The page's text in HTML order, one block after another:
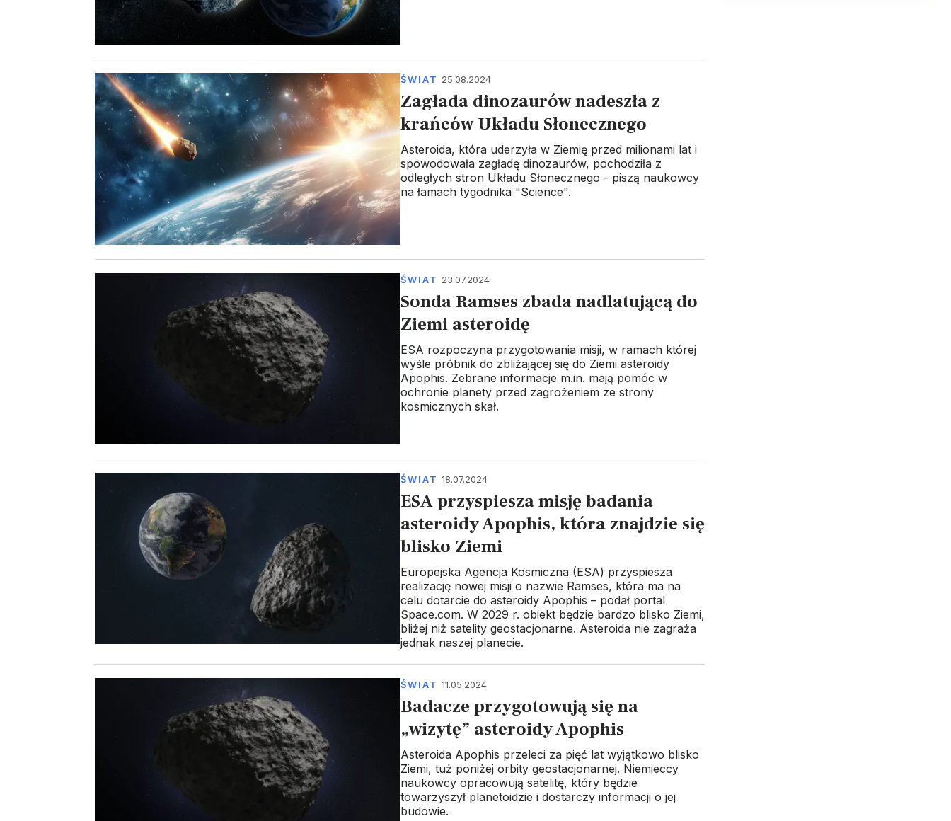
ŚWIAT 25.08.2024
Zagłada dinozaurów nadeszła z
krańców Układu Słonecznego
Asteroida, która uderzyła w Ziemię przed milionami lat i
spowodowała zagładę dinozaurów, pochodziła z
odległych stron Układu Słonecznego - piszą naukowcy
na łamach tygodnika "Science".
ŚWIAT 23.07.2024
Sonda Ramses zbada nadlatującą do
Ziemi asteroidę
ESA rozpoczyna przygotowania misji, w ramach której
wyśle próbnik do zbliżającej się do Ziemi asteroidy
Apophis. Zebrane informacje m.in. mają pomóc w
ochronie planety przed zagrożeniem ze strony
kosmicznych skał.
ŚWIAT 18.07.2024
ESA przyspiesza misję badania
asteroidy Apophis, która znajdzie się
blisko Ziemi
Europejska Agencja Kosmiczna (ESA) przyspiesza
realizację nowej misji o nazwie Ramses, która ma na
celu dotarcie do asteroidy Apophis – podał portal
Space.com. W 2029 r. obiekt będzie bardzo blisko Ziemi,
bliżej niż satelity geostacjonarne. Asteroida nie zagraża
jednak naszej planecie.
ŚWIAT 11.05.2024
Badacze przygotowują się na
„wizytę” asteroidy Apophis
Asteroida Apophis przeleci za pięć lat wyjątkowo blisko
Ziemi, tuż poniżej orbity geostacjonarnej. Niemieccy
naukowcy opracowują satelitę, który będzie
towarzyszył planetoidzie i dostarczy informacji o jej
budowie.